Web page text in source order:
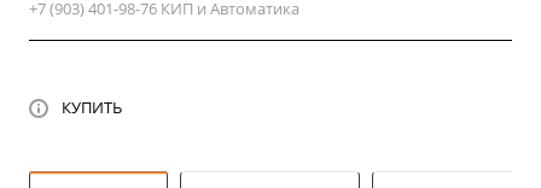
+7 (903) 401-98-76 КИП и Автоматика
КУПИТЬ